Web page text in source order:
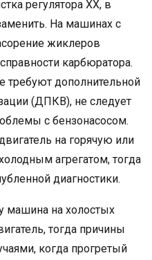
регулятора ХХ, в
На машинах с
жиклеров
карбюратора.
дополнительной
(ДПКВ), не следует
с бензонасосом.
на горячую или
агрегатом, тогда
диагностики.
машина на холостых
тогда причины
когда прогретый